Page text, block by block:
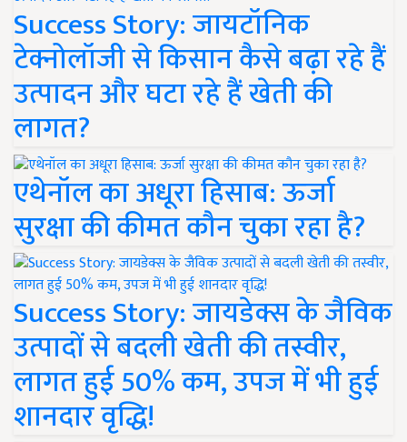
Success Story: जायटॉनिक
टेक्नोलॉजी से किसान कैसे बढ़ा रहे हैं
उत्पादन और घटा रहे हैं खेती की
लागत?
एथेनॉल का अधूरा हिसाब: ऊर्जा
सुरक्षा की कीमत कौन चुका रहा है?
Success Story: जायडेक्स के जैविक
उत्पादों से बदली खेती की तस्वीर,
लागत हुई 50% कम, उपज में भी हुई
शानदार वृद्धि!